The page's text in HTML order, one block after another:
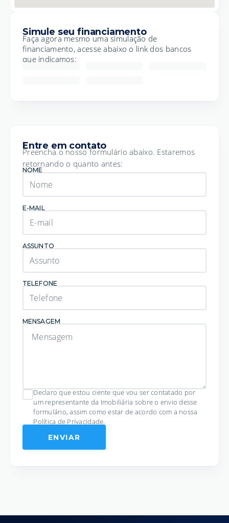
Simule seu financiamento
Faça agora mesmo uma simulação de
financiamento, acesse abaixo o link dos bancos
que indicamos:
Entre em contato
Preencha o nosso formulário abaixo. Estaremos
retornando o quanto antes:
NOME
E-MAIL
ASSUNTO
TELEFONE
MENSAGEM
Declaro que estou ciente que vou ser contatado por
um representante da Imobiliária sobre o envio desse
formulário, assim como estar de acordo com a nossa
Política de Privacidade.
ENVIAR